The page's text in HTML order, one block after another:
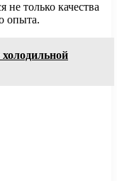
только качества
опыта.